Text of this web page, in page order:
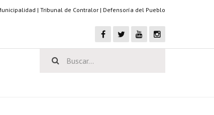
| Tribunal de Contralor | Defensoría del Pueblo